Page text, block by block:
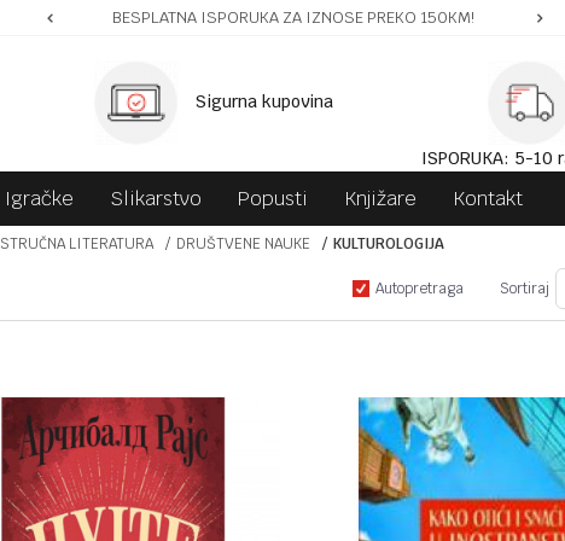
BESPLATNA ISPORUKA ZA IZNOSE PREKO 150KM!
Sigurna kupovina
ISPORUKA: 5-10
Igračke Slikarstvo Popusti Knjižare Kontakt
STRUČNA LITERATURA DRUŠTVENE NAUKE KULTUROLOGIJA
Autopretraga Sortiraj